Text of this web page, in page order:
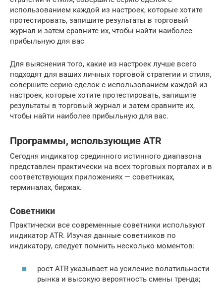
использованием каждой из настроек, которые хотите
протестировать, запишите результаты в торговый
журнал и затем сравните их, чтобы найти наиболее
прибыльную для вас
Для выяснения того, какие из настроек лучше всего
подходят для ваших личных торговой стратегии и стиля,
совершите серию сделок с использованием каждой из
настроек, которые хотите протестировать, запишите
результаты в торговый журнал и затем сравните их,
чтобы найти наиболее прибыльную для вас.
Программы, использующие ATR
Сегодня индикатор срединного истинного диапазона
представлен практически на всех торговых порталах и в
соответствующих приложениях — советниках,
терминалах, биржах.
Советники
Практически все современные советники используют
индикатор ATR. Изучая данные советников по
индикатору, следует помнить несколько моментов:
рост ATR указывает на усиление волатильности
рынка и высокую вероятность смены тренда;